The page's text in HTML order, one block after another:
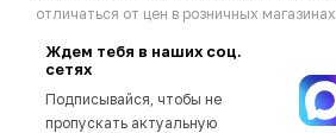
отличаться от цен в розничных магазинах
Ждем тебя в наших соц.
сетях
Подписывайся, чтобы не
пропускать актуальную